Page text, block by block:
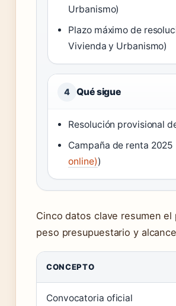
Urbanismo)
Plazo máximo de
Vivienda y Urbanismo)
4 Qué sigue
Resolución provisional
Campaña de renta
online))
Cinco datos clave resumen
peso presupuestario y
CONCEPTO
Convocatoria oficial